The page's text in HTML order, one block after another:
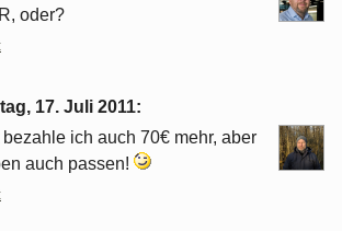
oder?
17. Juli 2011:
ich auch 70€ mehr, aber
auch passen!